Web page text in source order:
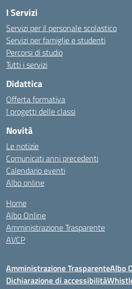
I Servizi
Servizi per il personale scolastico
Servizi per famiglie e studenti
Percorsi di studio
Tutti i servizi
Didattica
Offerta formativa
I progetti delle classi
Novità
Le notizie
Comunicati anni precedenti
Calendario eventi
Albo online
Home
Albo Online
Amministrazione Trasparente
AVCP
Amministrazione TrasparenteAlbo
Dichiarazione di accessibilità